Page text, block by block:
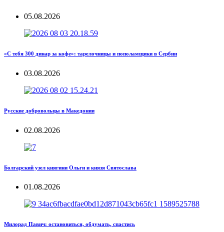
05.08.2026
«С тебя 300 динар за кофе»: тарелочницы и пополамщики в Сербии
03.08.2026
Русские добровольцы в Македонии
02.08.2026
Болгарский узел княгини Ольги и князя Святослава
01.08.2026
Милорад Павич: остановиться, обдумать, спастись